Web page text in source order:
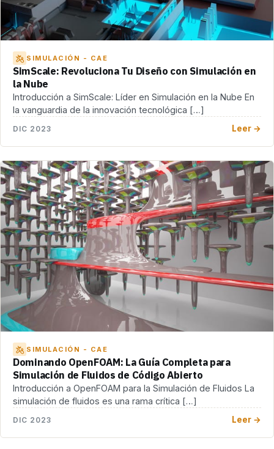
SIMULACIÓN - CAE
SimScale: Revoluciona Tu Diseño con Simulación en
la Nube
Introducción a SimScale: Líder en Simulación en la Nube En
la vanguardia de la innovación tecnológica […]
DIC 2023 Leer →
SIMULACIÓN - CAE
Dominando OpenFOAM: La Guía Completa para
Simulación de Fluidos de Código Abierto
Introducción a OpenFOAM para la Simulación de Fluidos La
simulación de fluidos es una rama crítica […]
DIC 2023 Leer →